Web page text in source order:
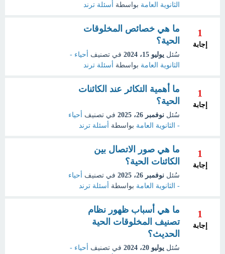
الثانوية العامة بواسطة أسئلة ترند
1
إجابة
ما هي خصائص المخلوقات
الحية؟
سُئل يوليو 15، 2024 في تصنيف
أحياء -
الثانوية العامة بواسطة أسئلة ترند
1
إجابة
ما أهمية التكاثر عند الكائنات
الحية؟
سُئل نوفمبر 26، 2025 في تصنيف
أحياء
- الثانوية العامة بواسطة أسئلة ترند
1
إجابة
ما هي صور الاتصال بين
الكائنات الحية؟
سُئل نوفمبر 26، 2025 في تصنيف
أحياء
- الثانوية العامة بواسطة أسئلة ترند
1
إجابة
ما هي أسباب ظهور نظام
تصنيف المخلوقات الحية
الحديث؟
سُئل يوليو 20، 2024 في تصنيف
أحياء -